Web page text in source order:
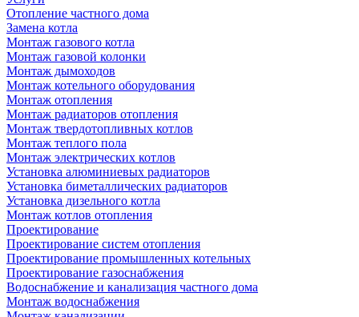
Отопление частного дома
Замена котла
Монтаж газового котла
Монтаж газовой колонки
Монтаж дымоходов
Монтаж котельного оборудования
Монтаж отопления
Монтаж радиаторов отопления
Монтаж твердотопливных котлов
Монтаж теплого пола
Монтаж электрических котлов
Установка алюминиевых радиаторов
Установка биметаллических радиаторов
Установка дизельного котла
Монтаж котлов отопления
Проектирование
Проектирование систем отопления
Проектирование промышленных котельных
Проектирование газоснабжения
Водоснабжение и канализация частного дома
Монтаж водоснабжения